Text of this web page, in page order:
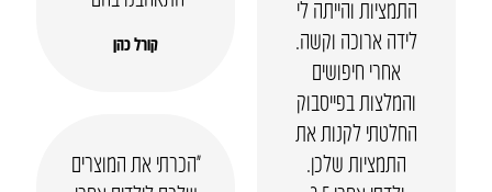
קורל כהן
התמציות והייתה לי
לידה ארוכה וקשה.
אחרי חיפושים
והמלצות בפייסבוק
החלטתי לקנות את
התמציות שלכן.
“הכרתי את המוצרים